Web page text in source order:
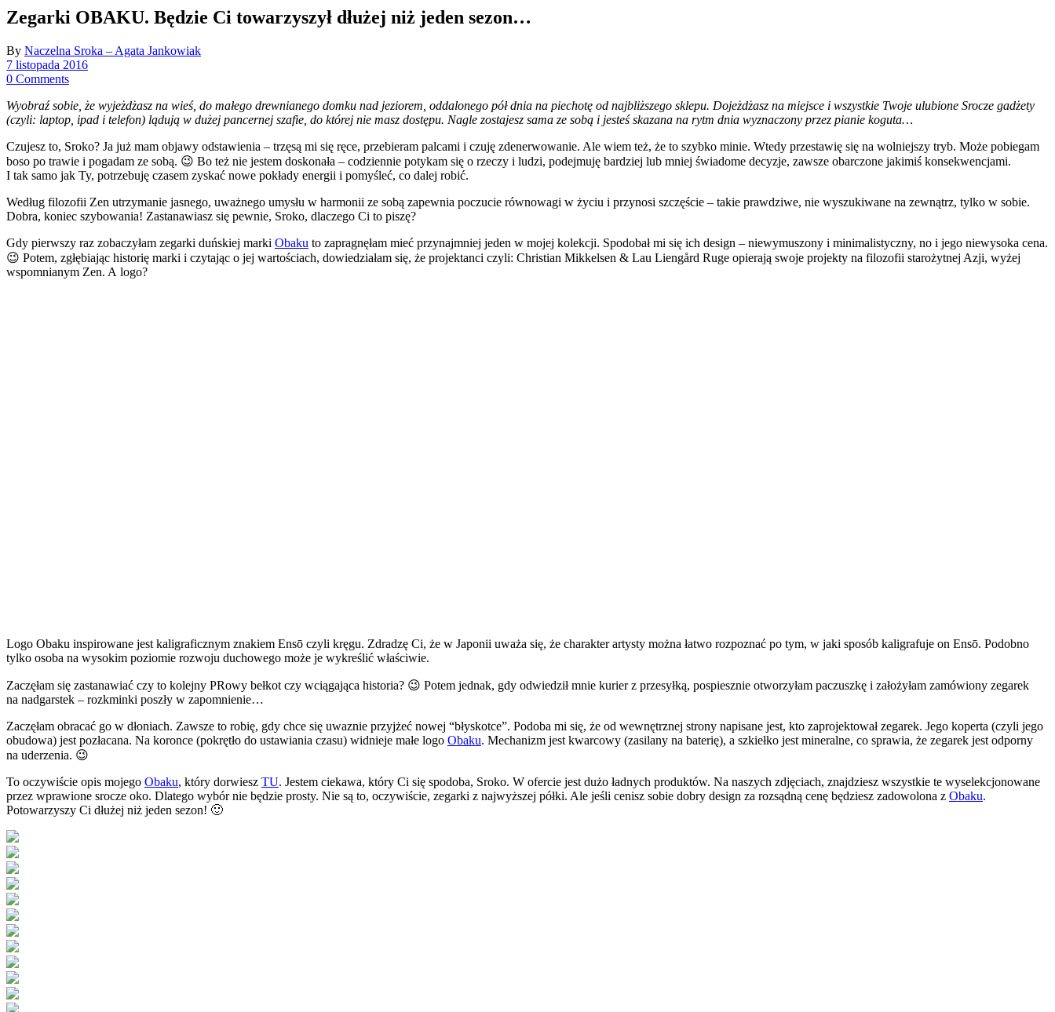
Zegarki OBAKU. Będzie Ci towarzyszył dłużej niż jeden sezon…
By Naczelna Sroka – Agata Jankowiak
7 listopada 2016
0 Comments
Wyobraź sobie, że wyjeżdżasz na wieś, do małego drewnianego domku nad jeziorem, oddalonego pół dnia na piechotę od najbliższego sklepu. Dojeżdżasz na miejsce i wszystkie Twoje ulubione Srocze gadżety
(czyli: laptop, ipad i telefon) lądują w dużej pancernej szafie, do której nie masz dostępu. Nagle zostajesz sama ze sobą i jesteś skazana na rytm dnia wyznaczony przez pianie koguta…
Czujesz to, Sroko? Ja już mam objawy odstawienia – trzęsą mi się ręce, przebieram palcami i czuję zdenerwowanie. Ale wiem też, że to szybko minie. Wtedy przestawię się na wolniejszy tryb. Może pobiegam
boso po trawie i pogadam ze sobą. 😉 Bo też nie jestem doskonała – codziennie potykam się o rzeczy i ludzi, podejmuję bardziej lub mniej świadome decyzje, zawsze obarczone jakimiś konsekwencjami.
I tak samo jak Ty, potrzebuję czasem zyskać nowe pokłady energii i pomyśleć, co dalej robić.
Według filozofii Zen utrzymanie jasnego, uważnego umysłu w harmonii ze sobą zapewnia poczucie równowagi w życiu i przynosi szczęście – takie prawdziwe, nie wyszukiwane na zewnątrz, tylko w sobie.
Dobra, koniec szybowania! Zastanawiasz się pewnie, Sroko, dlaczego Ci to piszę?
Gdy pierwszy raz zobaczyłam zegarki duńskiej marki Obaku to zapragnęłam mieć przynajmniej jeden w mojej kolekcji. Spodobał mi się ich design – niewymuszony i minimalistyczny, no i jego niewysoka cena.
😉 Potem, zgłębiając historię marki i czytając o jej wartościach, dowiedziałam się, że projektanci czyli: Christian Mikkelsen & Lau Liengård Ruge opierają swoje projekty na filozofii starożytnej Azji, wyżej
wspomnianym Zen. A logo?
Logo Obaku inspirowane jest kaligraficznym znakiem Ensō czyli kręgu. Zdradzę Ci, że w Japonii uważa się, że charakter artysty można łatwo rozpoznać po tym, w jaki sposób kaligrafuje on Ensō. Podobno
tylko osoba na wysokim poziomie rozwoju duchowego może je wykreślić właściwie.
Zaczęłam się zastanawiać czy to kolejny PRowy bełkot czy wciągająca historia? 😉 Potem jednak, gdy odwiedził mnie kurier z przesyłką, pospiesznie otworzyłam paczuszkę i założyłam zamówiony zegarek
na nadgarstek – rozkminki poszły w zapomnienie…
Zaczęłam obracać go w dłoniach. Zawsze to robię, gdy chce się uwaznie przyjżeć nowej “błyskotce”. Podoba mi się, że od wewnętrznej strony napisane jest, kto zaprojektował zegarek. Jego koperta (czyli jego
obudowa) jest pozłacana. Na koronce (pokrętło do ustawiania czasu) widnieje małe logo Obaku. Mechanizm jest kwarcowy (zasilany na baterię), a szkiełko jest mineralne, co sprawia, że zegarek jest odporny
na uderzenia. 😉
To oczywiście opis mojego Obaku, który dorwiesz TU. Jestem ciekawa, który Ci się spodoba, Sroko. W ofercie jest dużo ładnych produktów. Na naszych zdjęciach, znajdziesz wszystkie te wyselekcjonowane
przez wprawione srocze oko. Dlatego wybór nie będzie prosty. Nie są to, oczywiście, zegarki z najwyższej półki. Ale jeśli cenisz sobie dobry design za rozsądną cenę będziesz zadowolona z Obaku.
Potowarzyszy Ci dłużej niż jeden sezon! 🙂